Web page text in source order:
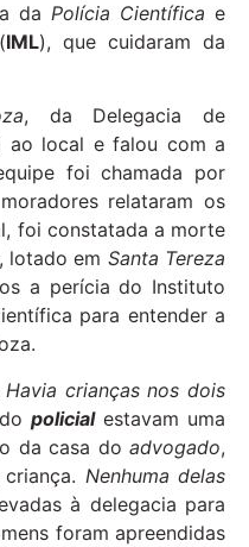
da Polícia Científica e
IML), que cuidaram da
, da Delegacia de
ao local e falou com a
foi chamada por
relataram os
foi constatada a morte
, lotado em Santa Tereza
a perícia do Instituto
para entender a
Havia crianças nos dois
policialestavam uma
da casa do advogado,
Nenhuma delas
à delegacia para
foram apreendidas